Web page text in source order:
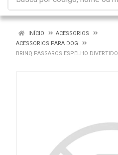
INÍCIO
ACESSORIOS
ACESSORIOS PARA DOG
BRINQ PASSAROS ESPELHO DIVERTIDO